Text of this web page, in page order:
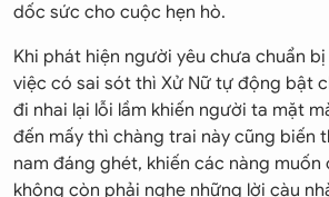
dốc sức cho cuộc hẹn hò.
Khi phát hiện người yêu chưa chuẩn
việc có sai sót thì Xử Nữ tự động bật
đi nhai lại lỗi lầm khiến người ta mặt
đến mấy thì chàng trai này cũng biến
nam đáng ghét, khiến các nàng muốn
không còn phải nghe những lời càu